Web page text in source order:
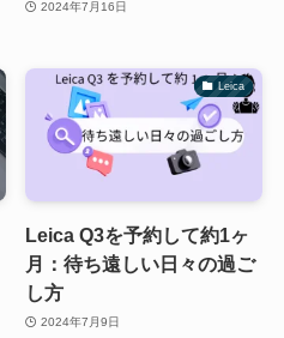
2024年7月16日
Leica
Leica Q3を予約して約1ヶ
月：待ち遠しい日々の過ご
し方
2024年7月9日